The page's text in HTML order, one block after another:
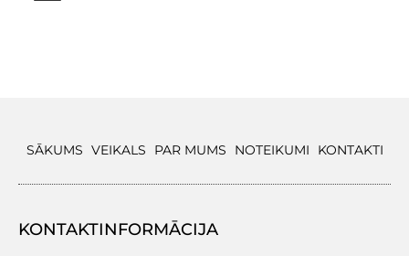
SĀKUMS VEIKALS PAR MUMS NOTEIKUMI KONTAKTI
KONTAKTINFORMĀCIJA